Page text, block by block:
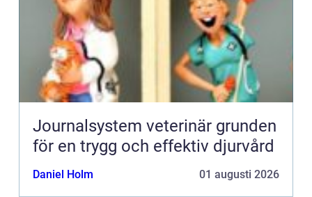
Journalsystem veterinär grunden
för en trygg och effektiv djurvård
Daniel Holm 01 augusti 2026